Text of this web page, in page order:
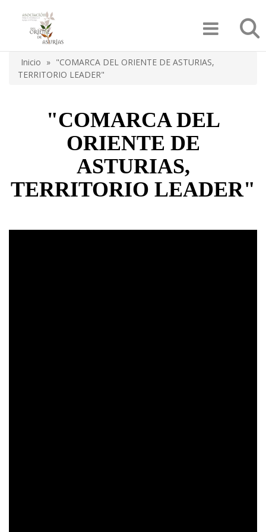
contenido
Sobrescribir
ayuda
la
navegación
Inicio
"COMARCA DEL ORIENTE DE ASTURIAS,
TERRITORIO LEADER"
"COMARCA DEL
ORIENTE DE
ASTURIAS,
TERRITORIO LEADER"